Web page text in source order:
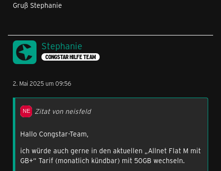
Gruß Stephanie
Stephanie
CONGSTAR HILFE TEAM
2. Mai 2025 um 09:56
Zitat von neisfeld
Hallo Congstar-Team,
ich würde auch gerne in den aktuellen „Allnet Flat M mit
GB+“ Tarif (monatlich kündbar) mit 50GB wechseln.